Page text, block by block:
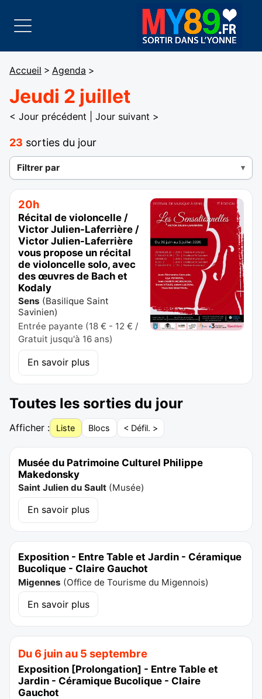
Accueil > Agenda >
Jeudi 2 juillet
< Jour précédent Jour suivant >
23 sorties du jour
Filtrer par
20h
Récital de violoncelle /
Victor Julien-Laferrière /
Victor Julien-Laferrière
vous propose un récital
de violoncelle solo, avec
des œuvres de Bach et
Kodaly
Sens (Basilique Saint
Savinien)
Entrée payante (18 € - 12 € /
Gratuit jusqu'à 16 ans)
En savoir plus
Toutes les sorties du jour
Afficher : Liste Blocs < Défil. >
Musée du Patrimoine Culturel Philippe
Makedonsky
Saint Julien du Sault (Musée)
En savoir plus
Exposition - Entre Table et Jardin - Céramique
Bucolique - Claire Gauchot
Migennes (Office de Tourisme du Migennois)
En savoir plus
Du 6 juin au 5 septembre
Exposition [Prolongation] - Entre Table et
Jardin - Céramique Bucolique - Claire
Gauchot